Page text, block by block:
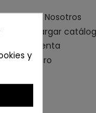
Sobre Nosotros
Descargar
Mi cuenta
Registro
y